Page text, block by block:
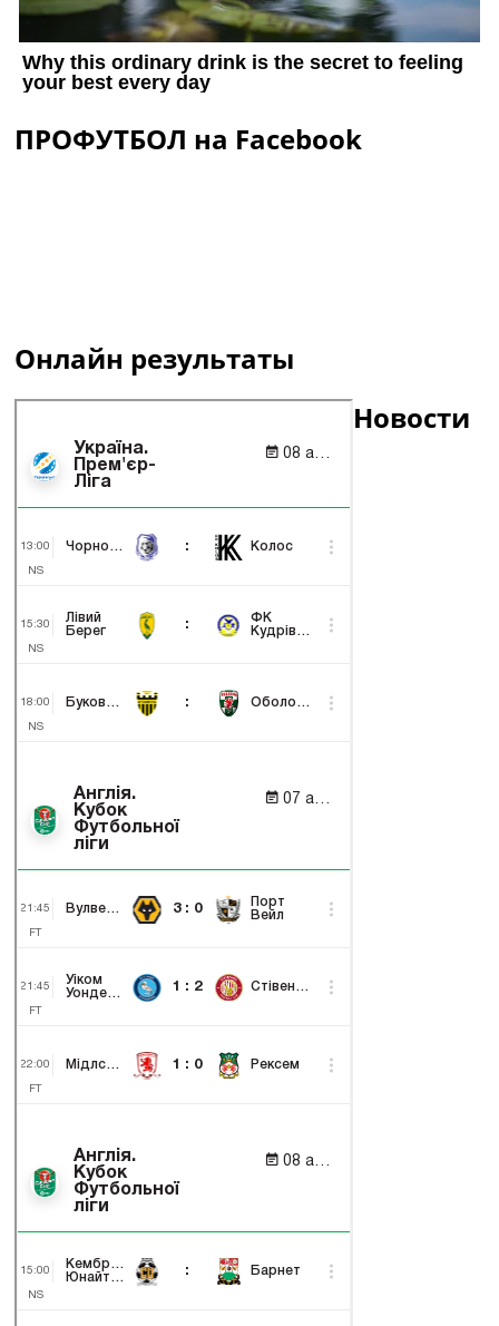
ПРОФУТБОЛ на Facebook
Онлайн результаты
Новости